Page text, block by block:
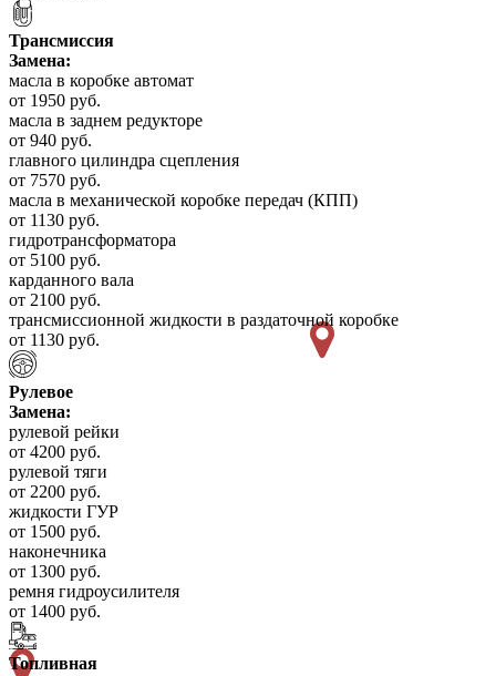
Трансмиссия
Замена:
масла в коробке автомат
от 1950 руб.
масла в заднем редукторе
от 940 руб.
главного цилиндра сцепления
от 7570 руб.
масла в механической коробке передач (КПП)
от 1130 руб.
гидротрансформатора
от 5100 руб.
карданного вала
от 2100 руб.
трансмиссионной жидкости в раздаточной коробке
от 1130 руб.
Рулевое
Замена:
рулевой рейки
от 4200 руб.
рулевой тяги
от 2200 руб.
жидкости ГУР
от 1500 руб.
наконечника
от 1300 руб.
ремня гидроусилителя
от 1400 руб.
Топливная